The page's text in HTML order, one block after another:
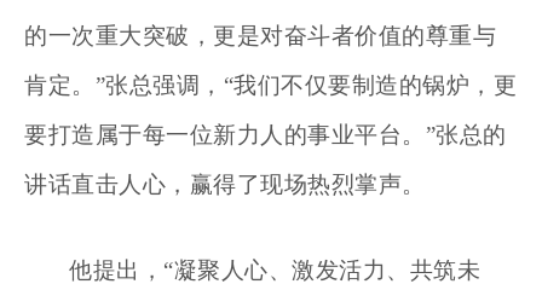
的一次重大突破，更是对奋斗者价值的尊重与
肯定。”张总强调，“我们不仅要制造的锅炉，更
要打造属于每一位新力人的事业平台。”张总的
讲话直击人心，赢得了现场热烈掌声。
他提出， “凝聚人心、激发活力、共筑未